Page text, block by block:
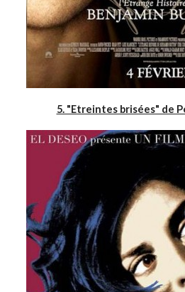
5. "Etreintes brisées" de